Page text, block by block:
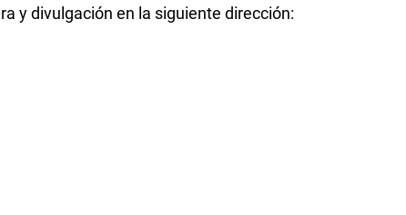
y divulgación en la siguiente dirección: